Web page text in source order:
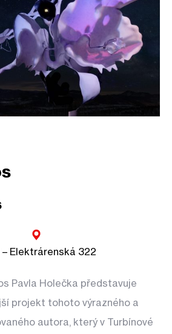
– Elektrárenská 322
Pavla Holečka představuje
projekt tohoto výrazného a
autora, který v Turbínové